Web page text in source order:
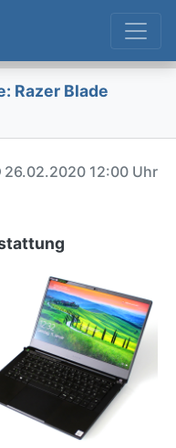
Razer Blade
26.02.2020 12:00 Uhr